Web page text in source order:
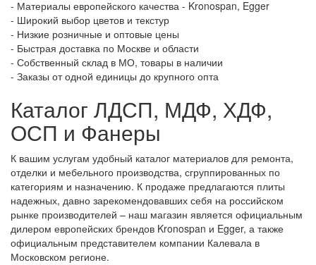
- Материалы европейского качества - Kronospan, Egger
- Широкий выбор цветов и текстур
- Низкие розничные и оптовые цены
- Быстрая доставка по Москве и области
- Собственный склад в МО, товары в наличии
- Заказы от одной единицы до крупного опта
Каталог ЛДСП, МДФ, ХДФ,
ОСП и Фанеры
К вашим услугам удобный каталог материалов для ремонта,
отделки и мебельного производства, сгруппированных по
категориям и назначению. К продаже предлагаются плиты
надежных, давно зарекомендовавших себя на российском
рынке производителей – наш магазин является официальным
дилером европейских брендов Kronospan и Egger, а также
официальным представителем компании Калевала в
Московском регионе.